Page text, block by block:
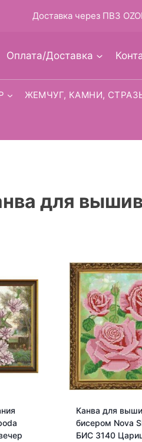
Оплата/Доставка
ЖЕМЧУГ, КАМНИ,
для
Канва для
бисером Nova
БИС 3140
Доставка через ПВЗ